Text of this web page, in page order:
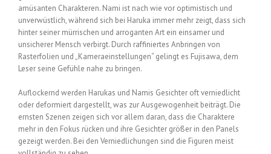
amüsanten Charakteren. Nami ist nach wie vor optimistisch und
unverwüstlich, während sich bei Haruka immer mehr zeigt, dass sich
hinter seiner mürrischen und arroganten Art ein einsamer und
unsicherer Mensch verbirgt. Durch raffiniertes Anbringen von
Rasterfolien und „Kameraeinstellungen“ gelingt es Fujisawa, dem
Leser seine Gefühle nahe zu bringen.
Auflockernd werden Harukas und Namis Gesichter oft verniedlicht
oder deformiert dargestellt, was zur Ausgewogenheit beiträgt. Die
ernsten Szenen zeigen sich vor allem daran, dass die Charaktere
mehr in den Fokus rücken und ihre Gesichter größer in den Panels
gezeigt werden. Bei den Verniedlichungen sind die Figuren meist